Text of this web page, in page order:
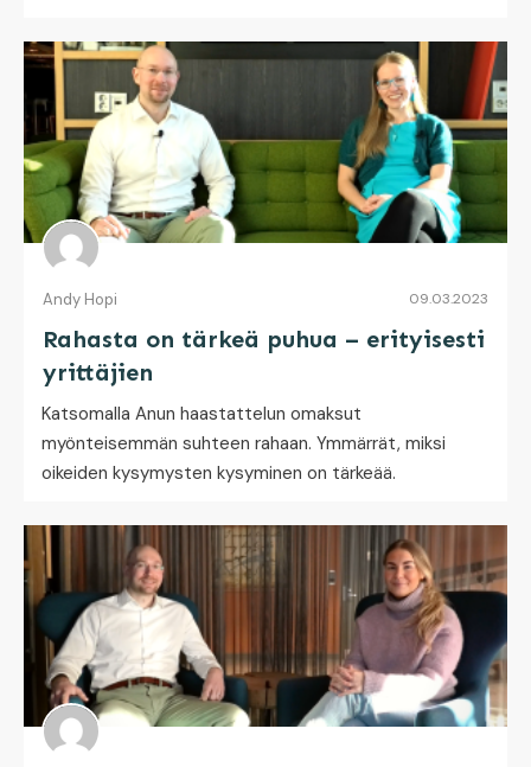
Andy Hopi 09.03.2023
Rahasta on tärkeä puhua – erityisesti
yrittäjien
Katsomalla Anun haastattelun omaksut
myönteisemmän suhteen rahaan. Ymmärrät, miksi
oikeiden kysymysten kysyminen on tärkeää.